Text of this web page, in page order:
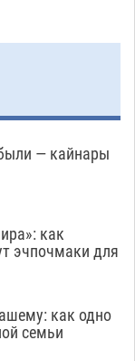
пермякам
с улицы
в режиме
— кайнары
как
эчпочмаки для
как одно
семьи